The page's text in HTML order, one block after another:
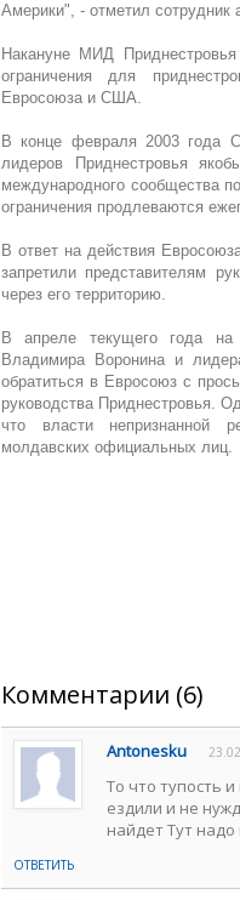
Америки", - отметил сотрудник
Накануне МИД
ограничения для
Евросоюза и США.
В конце февраля 2003 года
лидеров Приднестровья
международного сообщества
ограничения продлеваются
В ответ на действия
запретили представителям
через его территорию.
В апреле текущего года
Владимира Воронина и
обратиться в Евросоюз с
руководства Приднестровья.
что власти непризнанной
молдавских официальных лиц.
Комментарии (6)
Antonesku
То что тупость
ездили и не
найдет Тут надо
ОТВЕТИТЬ